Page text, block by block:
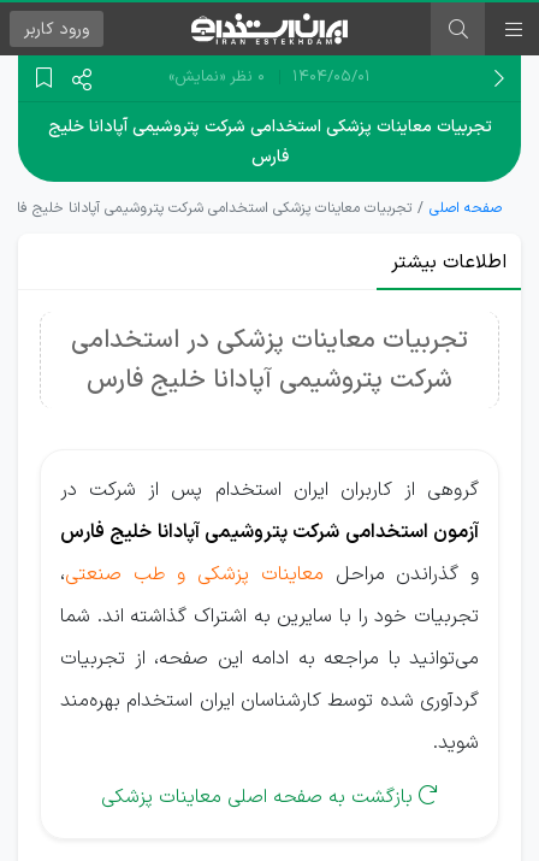
ورود کاربر
۱۴۰۴/۰۵/۰۱ 0 نظر «نمایش»
تجربیات معاینات پزشکی استخدامی شرکت پتروشیمی آپادانا خلیج
فارس
صفحه اصلی تجربیات معاینات پزشکی استخدامی شرکت پتروشیمی آپادانا خلیج
اطلاعات بیشتر
تجربیات معاینات پزشکی در استخدامی
شرکت پتروشیمی آپادانا خلیج فارس
گروهی از کاربران ایران استخدام پس از شرکت در
آزمون استخدامی شرکت پتروشیمی آپادانا خلیج فارس
و گذراندن مراحل معاینات پزشکی و طب صنعتی،
تجربیات خود را با سایرین به اشتراک گذاشته اند. شما
می‌توانید با مراجعه به ادامه این صفحه، از تجربیات
گردآوری شده توسط کارشناسان ایران استخدام بهره‌مند
شوید.
 بازگشت به صفحه اصلی معاینات پزشکی